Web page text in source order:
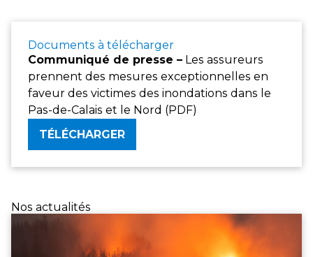
Documents à télécharger
Communiqué de presse – Les assureurs
prennent des mesures exceptionnelles en
faveur des victimes des inondations dans le
Pas-de-Calais et le Nord (PDF)
TÉLÉCHARGER
Nos actualités